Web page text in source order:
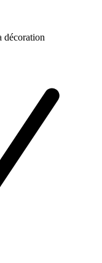
décoration